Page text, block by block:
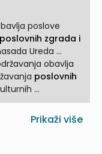
poslove
poslovnih zgrada i
Ureda ...
obavlja
poslovnih
...
Prikaži više